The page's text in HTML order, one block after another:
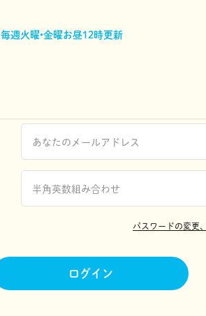
毎週火曜•金曜お昼12時更新
パスワードの変更
ログイン